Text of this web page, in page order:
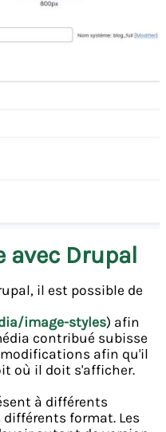
avec Drupal
il est possible de
image-styles) afin
contribué subisse
afin qu'il
où il doit s'afficher.
à différents
format. Les